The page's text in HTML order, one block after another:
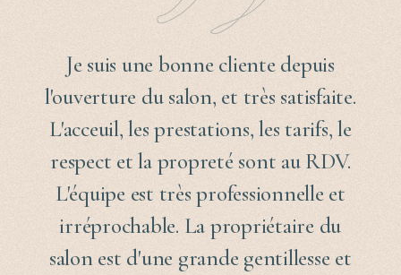
Je suis une bonne cliente depuis
l'ouverture du salon, et très satisfaite.
L'acceuil, les prestations, les tarifs, le
respect et la propreté sont au RDV.
L'équipe est très professionnelle et
irréprochable. La propriétaire du
salon est d'une grande gentillesse et